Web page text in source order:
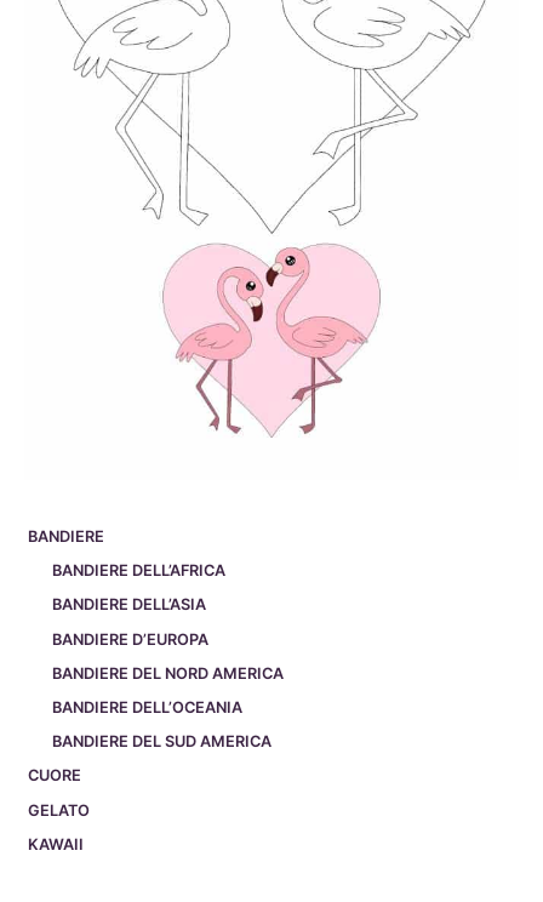
BANDIERE
BANDIERE DELL’AFRICA
BANDIERE DELL’ASIA
BANDIERE D’EUROPA
BANDIERE DEL NORD AMERICA
BANDIERE DELL’OCEANIA
BANDIERE DEL SUD AMERICA
CUORE
GELATO
KAWAII